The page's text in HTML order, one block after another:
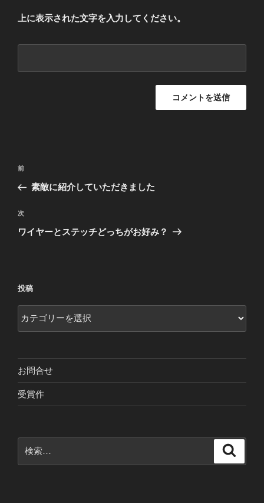
上に表示された文字を入力してください。
投
ナ
ビ
ゲ
ン
前
の
稿
前
素敵に紹介していただきました
次
の
次
ワイヤーとステッチどっちがお好み？
投稿
稿
お問合せ
受賞作
索: